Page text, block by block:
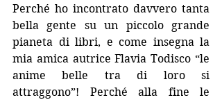
Perché ho incontrato davvero tanta
bella gente su un piccolo grande
pianeta di libri, e come insegna la
mia amica autrice Flavia Todisco “le
anime belle tra di loro si
attraggono”! Perché alla fine le